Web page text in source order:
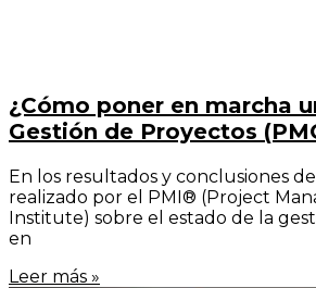
¿Cómo poner en marcha
Gestión de Proyectos
En los resultados y conclusiones
realizado por el PMI® (Project
Institute) sobre el estado de la
en
Leer más »